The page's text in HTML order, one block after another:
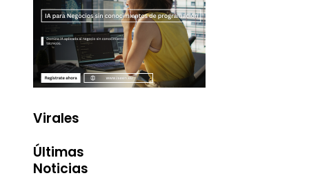
Virales
Últimas
Noticias